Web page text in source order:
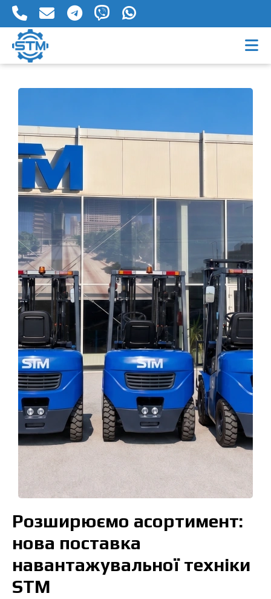
Розширюємо асортимент:
нова поставка
навантажувальної техніки
STM